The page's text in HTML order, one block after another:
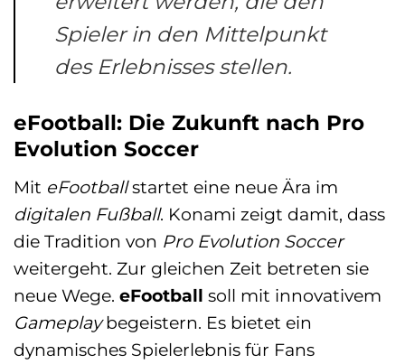
Spieler in den Mittelpunkt
des Erlebnisses stellen.
eFootball: Die Zukunft nach Pro
Evolution Soccer
Mit eFootballstartet eine neue Ära im
digitalen Fußball. Konami zeigt damit, dass
die Tradition von Pro Evolution Soccer
weitergeht. Zur gleichen Zeit betreten sie
neue Wege. eFootball soll mit innovativem
Gameplaybegeistern. Es bietet ein
dynamisches Spielerlebnis für Fans